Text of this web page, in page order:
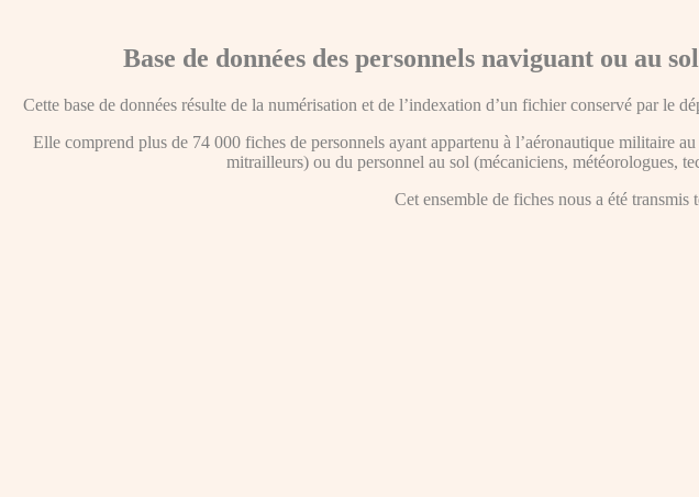
Base de données des personnels naviguant ou
Cette base de données résulte de la numérisation et de l’indexation d’un fichier conservé par
Elle comprend plus de 74 000 fiches de personnels ayant appartenu à l’aéronautique militaire
mitrailleurs) ou du personnel au sol (mécaniciens, météorologues,
Cet ensemble de fiches nous a été transmis